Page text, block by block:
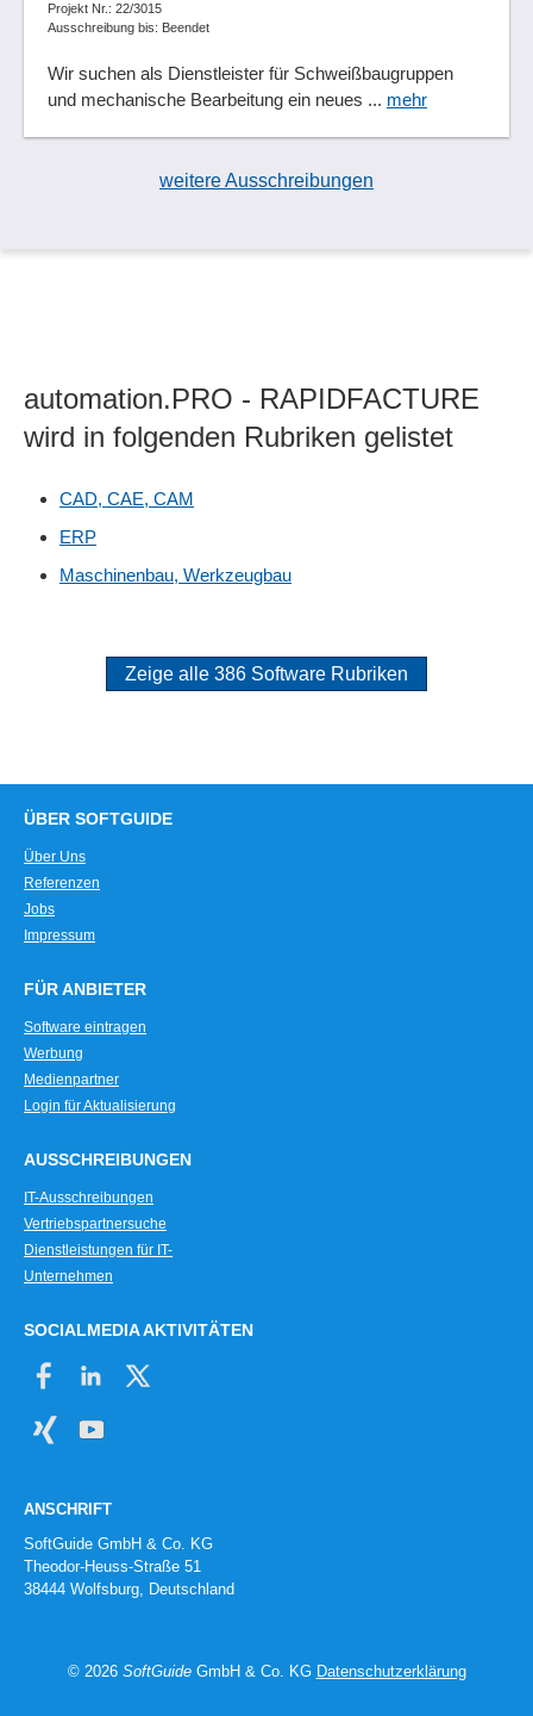
Projekt Nr.: 22/3015
Ausschreibung bis: Beendet
Wir suchen als Dienstleister für Schweißbaugruppen
und mechanische Bearbeitung ein neues ... mehr
weitere Ausschreibungen
automation.PRO - RAPIDFACTURE
wird in folgenden Rubriken gelistet
CAD, CAE, CAM
ERP
Maschinenbau, Werkzeugbau
Zeige alle 386 Software Rubriken
ÜBER SOFTGUIDE
Über Uns
Referenzen
Jobs
Impressum
FÜR ANBIETER
Software eintragen
Werbung
Medienpartner
Login für Aktualisierung
AUSSCHREIBUNGEN
IT-Ausschreibungen
Vertriebspartnersuche
Dienstleistungen für IT-
Unternehmen
SOCIALMEDIA AKTIVITÄTEN
ANSCHRIFT
SoftGuide GmbH & Co. KG
Theodor-Heuss-Straße 51
38444 Wolfsburg, Deutschland
© 2026 SoftGuideGmbH & Co. KG Datenschutzerklärung